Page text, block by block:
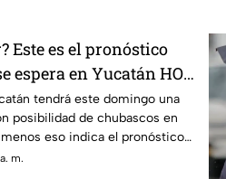
Este es el pronóstico
espera en Yucatán HOY
tendrá este domingo una
posibilidad de chubascos en
menos eso indica el pronóstico
m.